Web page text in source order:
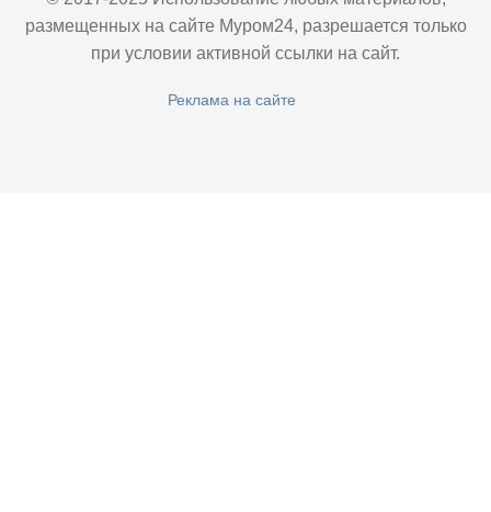
размещенных на сайте Муром24, разрешается только
при условии активной ссылки на сайт.
Реклама на сайте